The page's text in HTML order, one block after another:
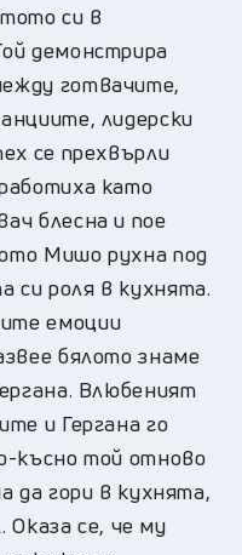
си в
демонстрира
готвачите,
лидерски
се прехвърли
като
блесна и пое
Мишо рухна под
си роля в кухнята.
емоции
бялото знаме
Влюбеният
и Гергана го
късно той отново
да гори в кухнята,
Оказа се, че му